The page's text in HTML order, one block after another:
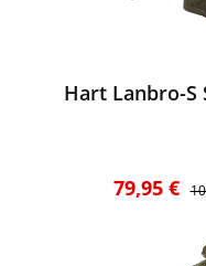
Hart Lanbro-S
79,95 €